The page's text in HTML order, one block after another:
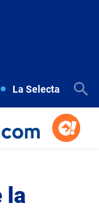
La Selecta
la